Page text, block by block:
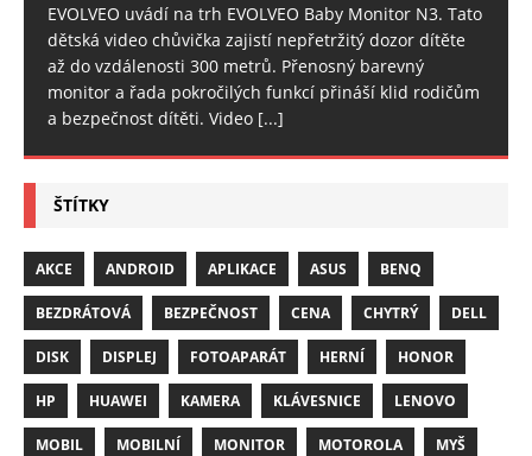
EVOLVEO uvádí na trh EVOLVEO Baby Monitor N3. Tato
dětská video chůvička zajistí nepřetržitý dozor dítěte
až do vzdálenosti 300 metrů. Přenosný barevný
monitor a řada pokročilých funkcí přináší klid rodičům
a bezpečnost dítěti. Video [...]
ŠTÍTKY
AKCE ANDROID APLIKACE ASUS BENQ
BEZDRÁTOVÁ BEZPEČNOST CENA CHYTRÝ DELL
DISK DISPLEJ FOTOAPARÁT HERNÍ HONOR
HP HUAWEI KAMERA KLÁVESNICE LENOVO
MOBIL MOBILNÍ MONITOR MOTOROLA MYŠ